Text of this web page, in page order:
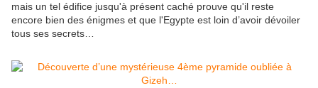
mais un tel édifice jusqu'à présent caché prouve qu'il reste
encore bien des énigmes et que l'Egypte est loin d’avoir dévoiler
tous ses secrets…